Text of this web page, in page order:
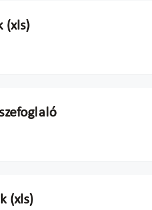
(xls)
(xls)